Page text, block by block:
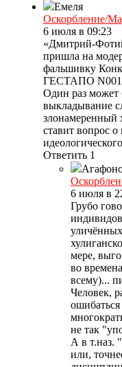
Емеля
Оскорбление/
6 июля в 09:23
«Дмитрий-
пришла на
фальшивку
ГЕСТАПО
Один раз может
выкладывание
злонамеренный
ставит вопрос о
Ответить 1
6 июля в
Грубо
мере,
во
всему)...
Человек,
не так
А в т.наз.
или,